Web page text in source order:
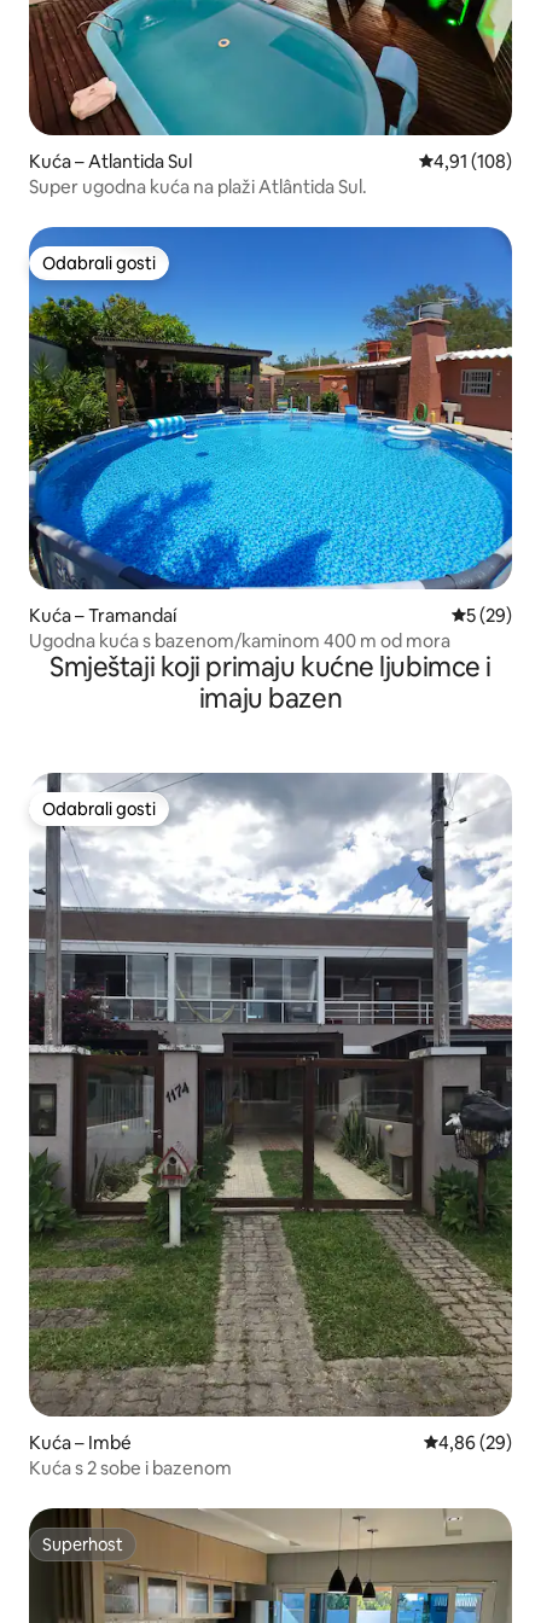
Kuća – Atlantida Sul Prosječna
4,91 (108)
Super ugodna kuća na plaži Atlântida Sul.
Odabrali gosti
Odabrali gosti
Kuća – Tramandaí Prosječna
5 (29)
Ugodna kuća s bazenom/kaminom 400 m od mora
Smještaji koji primaju kućne ljubimce i
imaju bazen
Odabrali gosti
Odabrali gosti
Kuća – Imbé Prosječna
4,86 (29)
Kuća s 2 sobe i bazenom
Superhost
Superhost